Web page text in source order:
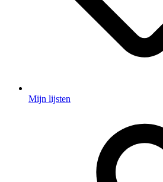
Mijn lijsten